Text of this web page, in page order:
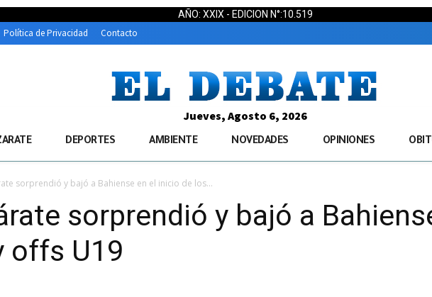
AÑO: XXIX - EDICION N°:10.519
Política de Privacidad Contacto
Jueves, Agosto 6, 2026
DEPORTES AMBIENTE NOVEDADES OPINIONES
sorprendió y bajó a Bahiense en el inicio de los...
sorprendió y bajó a
offs U19